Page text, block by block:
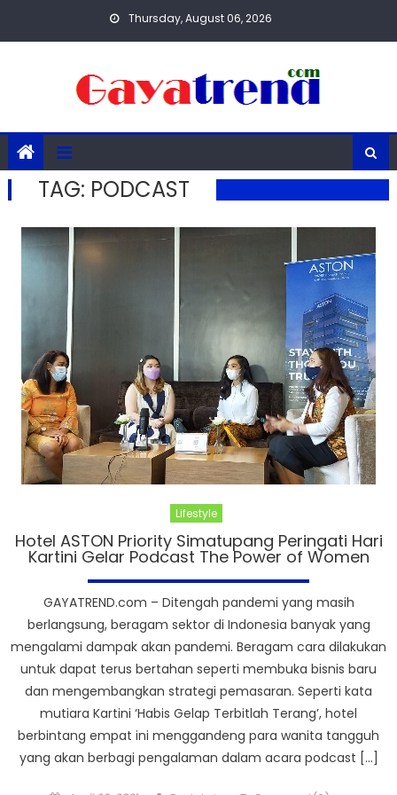
Thursday, August 06, 2026
TAG: PODCAST
Lifestyle
Hotel ASTON Priority Simatupang Peringati Hari
Kartini Gelar Podcast The Power of Women
GAYATREND.com – Ditengah pandemi yang masih
berlangsung, beragam sektor di Indonesia banyak yang
mengalami dampak akan pandemi. Beragam cara dilakukan
untuk dapat terus bertahan seperti membuka bisnis baru
dan mengembangkan strategi pemasaran. Seperti kata
mutiara Kartini ‘Habis Gelap Terbitlah Terang’, hotel
berbintang empat ini menggandeng para wanita tangguh
yang akan berbagi pengalaman dalam acara podcast […]